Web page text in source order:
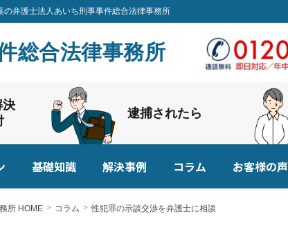
弁護士法人あいち刑事事件総合法律事務所
総合法律事務所
決
逮捕されたら
基礎知識 解決事例 コラム お客様の声
所 HOME コラム 性犯罪の示談交渉を弁護士に相談